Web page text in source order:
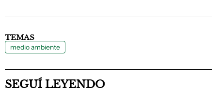
TEMAS
medio ambiente
SEGUÍ LEYENDO